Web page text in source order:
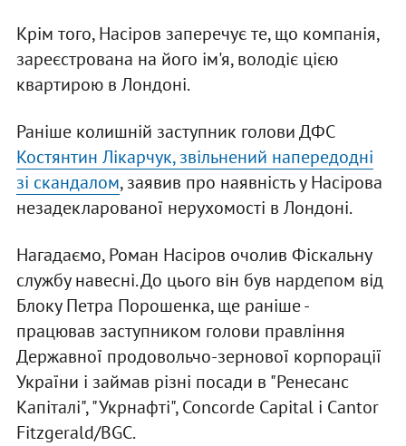
Крім того, Насіров заперечує те, що компанія,
зареєстрована на його ім'я, володіє цією
квартирою в Лондоні.
Раніше колишній заступник голови ДФС
Костянтин Лікарчук, звільнений напередодні
зі скандалом, заявив про наявність у Насірова
незадекларованої нерухомості в Лондоні.
Нагадаємо, Роман Насіров очолив Фіскальну
службу навесні. До цього він був нардепом від
Блоку Петра Порошенка, ще раніше -
працював заступником голови правління
Державної продовольчо-зернової корпорації
України і займав різні посади в "Ренесанс
Капіталі", "Укрнафті", Concorde Capital і Cantor
Fitzgerald/BGC.